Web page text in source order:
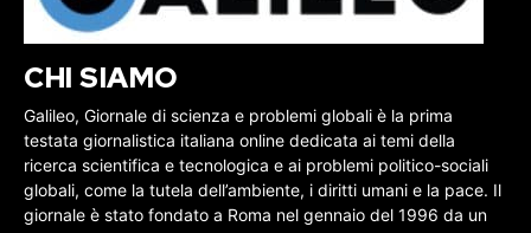
CHI SIAMO
Galileo, Giornale di scienza e problemi globali è la prima
testata giornalistica italiana online dedicata ai temi della
ricerca scientifica e tecnologica e ai problemi politico-sociali
globali, come la tutela dell’ambiente, i diritti umani e la pace. Il
giornale è stato fondato a Roma nel gennaio del 1996 da un